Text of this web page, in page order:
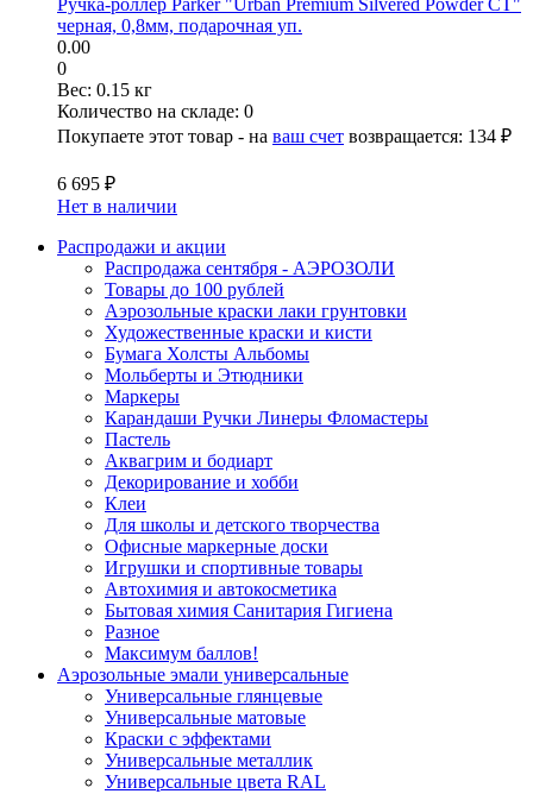
Ручка-роллер Parker "Urban Premium Silvered Powder CT"
черная, 0,8мм, подарочная уп.
0.00
0
Вес: 0.15 кг
Количество на складе: 0
Покупаете этот товар - на ваш счет возвращается: 134 ₽
6 695 ₽
Нет в наличии
Распродажи и акции
Распродажа сентября - АЭРОЗОЛИ
Товары до 100 рублей
Аэрозольные краски лаки грунтовки
Художественные краски и кисти
Бумага Холсты Альбомы
Мольберты и Этюдники
Маркеры
Карандаши Ручки Линеры Фломастеры
Пастель
Аквагрим и бодиарт
Декорирование и хобби
Клеи
Для школы и детского творчества
Офисные маркерные доски
Игрушки и спортивные товары
Автохимия и автокосметика
Бытовая химия Санитария Гигиена
Разное
Максимум баллов!
Аэрозольные эмали универсальные
Универсальные глянцевые
Универсальные матовые
Краски с эффектами
Универсальные металлик
Универсальные цвета RAL